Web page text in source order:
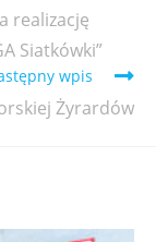
realizację
Siatkówki”
wpis
Żyrardów